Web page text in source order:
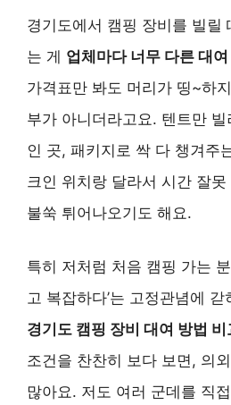
경기도에서 캠핑 장비를 빌릴
는 게 업체마다 너무 다른 대
가격표만 봐도 머리가 띵~하
부가 아니더라고요. 텐트만
인 곳, 패키지로 싹 다 챙겨주
크인 위치랑 달라서 시간 잘
불쑥 튀어나오기도 해요.
특히 저처럼 처음 캠핑 가는
고 복잡하다’는 고정관념에
경기도 캠핑 장비 대여 방법
조건을 찬찬히 보다 보면, 의
많아요. 저도 여러 군데를 직